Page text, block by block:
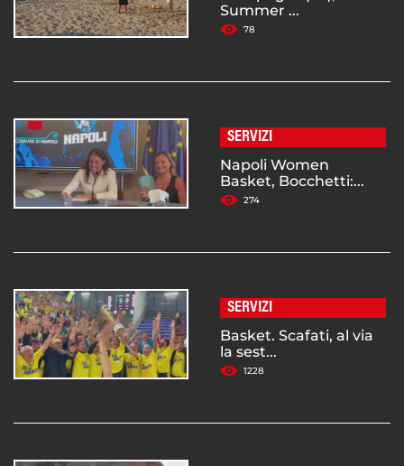
Summer ...
78
SERVIZI
Napoli Women
Basket, Bocchetti:...
274
SERVIZI
Basket. Scafati, al via
la sest...
1228